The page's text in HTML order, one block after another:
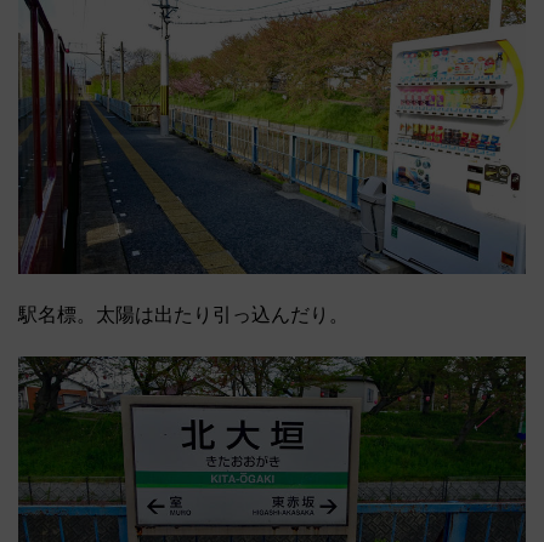
駅名標。太陽は出たり引っ込んだり。